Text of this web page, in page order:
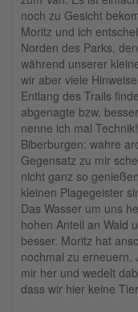
noch zu Gesicht
Moritz und ich
Norden des Parks,
während unserer
wir aber viele
Entlang des Trails
abgenagte bzw.
nenne ich mal
Biberburgen: wahre
Gegensatz zu mir
nicht ganz so
kleinen Plagegeister
Das Wasser um uns
hohen Anteil an Wald
besser. Moritz hat
nochmal zu erneuern.
mir her und wedelt
dass wir hier keine